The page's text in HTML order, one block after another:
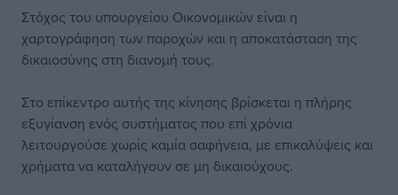
Στόχος του υπουργείου Οικονομικών είναι η
χαρτογράφηση των παροχών και η αποκατάσταση της
δικαιοσύνης στη διανομή τους.
Στο επίκεντρο αυτής της κίνησης βρίσκεται η πλήρης
εξυγίανση ενός συστήματος που επί χρόνια
λειτουργούσε χωρίς καμία σαφήνεια, με επικαλύψεις και
χρήματα να καταλήγουν σε μη δικαιούχους.